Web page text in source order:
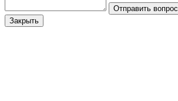
Отправить вопрос
Закрыть